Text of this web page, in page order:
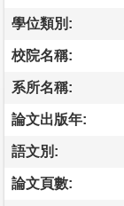
學位類別:
校院名稱:
系所名稱:
論文出版年:
語文別:
論文頁數: